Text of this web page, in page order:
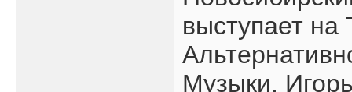
выступает
Музыки.